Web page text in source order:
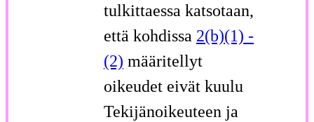
tulkittaessa katsotaan,
että kohdissa 2(b)(1) -
(2) määritellyt
oikeudet eivät kuulu
Tekijänoikeuteen ja